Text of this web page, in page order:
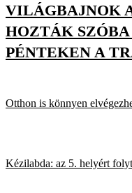
VILÁGBAJNOK
HOZTÁK
PÉNTEKEN A
Otthon is könnyen
Kézilabda: az 5. helyért